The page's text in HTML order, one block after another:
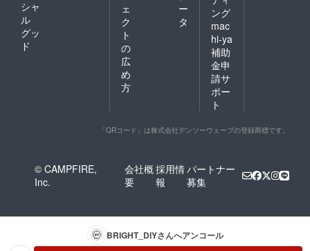
シャ
ル
グッ
ド
ェ
ク
ト
の
広
め
方
ー
タ
ング
mac
hi-ya
補助
金申
請サ
ポー
ト
「QRコード」は株式会社デンソーウェーブの登録商標です。
© CAMPFIRE,
Inc.
会社概
要
採用情
報
パートナー
募集
BRIGHT_DIYさんへアンコール